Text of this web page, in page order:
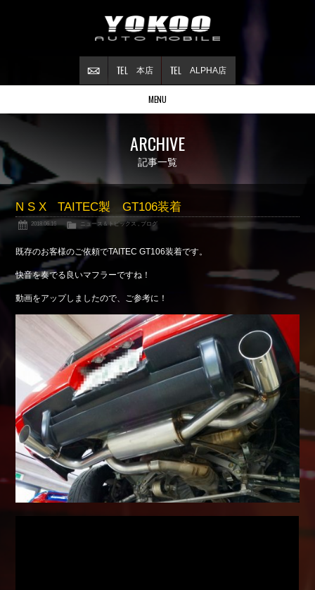
ALPHA店
本店
MENU
Stock list
Contract
NSXについて
Reflesh Plan
Trade in
買取査定
Blog
公式ブログ
Company
会社概要
ARCHIVE
記事一覧
N S X TAITEC製 GT106装着
2018.06.16 ニュース＆トピックス, ブログ
既存のお客様のご依頼でTAITEC GT106装着です。
快音を奏でる良いマフラーですね！
動画をアップしましたので、ご参考に！